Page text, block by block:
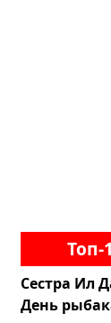
Топ-
Сестра Ил
День